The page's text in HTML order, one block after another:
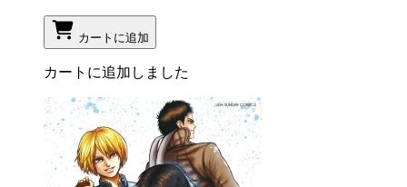
カートに追加
カートに追加しました